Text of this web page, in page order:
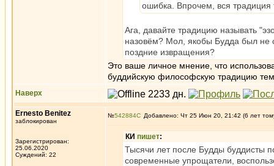
ошибка. Впрочем, вся традиция
Ага, давайте традицию называть
назовём? Мол, якобы Будда был не
поздние извращения?
Это ваше личное мнение, что
буддийскую философскую традицию
Наверх
Ernesto Benitez
заблокирован
Зарегистрирован:
25.06.2020
Суждений: 22
№542884 Добавлено: Чт 25 Июн 20, 21:42 (6 лет
КИ пишет:
Тысячи лет после Будды буддисты
современные упрощатели,